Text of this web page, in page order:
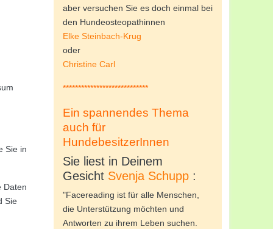
Sie in
Daten
Sie
aber versuchen Sie es doch einmal bei
den Hundeosteopathinnen
Elke Steinbach-Krug
oder
Christine Carl
****************************
Ein spannendes Thema
auch für
HundebesitzerInnen
Sie liest in Deinem
Gesicht Svenja Schupp :
"Facereading ist für alle Menschen,
die Unterstützung möchten und
Antworten zu ihrem Leben suchen.